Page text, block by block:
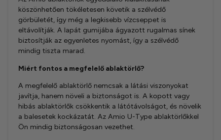
köszönhetően tökéletesen követik a szélvédő
görbületét, így még a legkisebb vízcseppet is
eltávolítják. A lapát gumijába ágyazott rugalmas sínek
biztosítják az egyenletes nyomást, így a szélvédő
mindig tiszta marad.
Miért fontos a megfelelő ablaktörlő?
A megfelelő ablaktörlő nemcsak a látási viszonyokat
javítja, hanem növeli a biztonságot is. A kopott vagy
hibás ablaktörlők csökkentik a látótávolságot, és növelik
a balesetek kockázatát. Az Amio U-Type ablaktörlőkkel
Ön mindig biztonságosan vezethet.